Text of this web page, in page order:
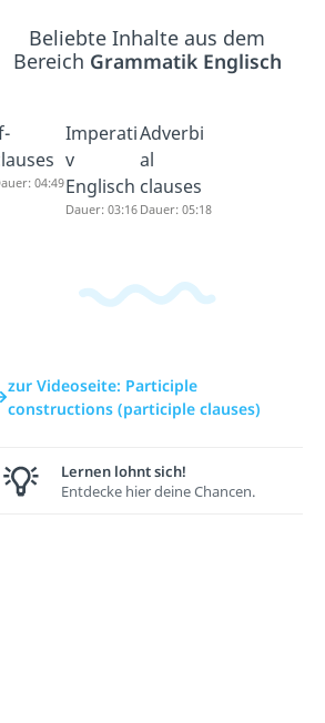
Beliebte Inhalte aus dem
Bereich Grammatik Englisch
04:49
Imperati
v
Englisch
Dauer: 03:16
Adverbi
al
clauses
Dauer: 05:18
zur Videoseite: Participle
constructions (participle clauses)
Lernen lohnt sich!
Entdecke hier deine Chancen.